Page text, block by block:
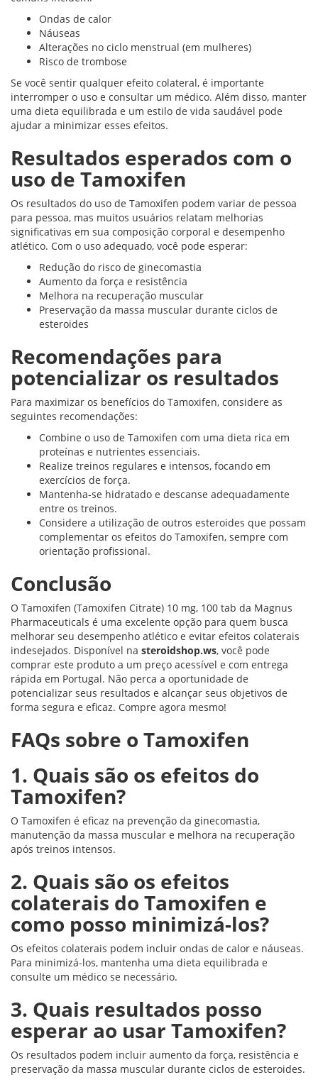
Ondas de calor
Náuseas
Alterações no ciclo menstrual (em mulheres)
Risco de trombose
Se você sentir qualquer efeito colateral, é importante
interromper o uso e consultar um médico. Além disso, manter
uma dieta equilibrada e um estilo de vida saudável pode
ajudar a minimizar esses efeitos.
Resultados esperados com o
uso de Tamoxifen
Os resultados do uso de Tamoxifen podem variar de pessoa
para pessoa, mas muitos usuários relatam melhorias
significativas em sua composição corporal e desempenho
atlético. Com o uso adequado, você pode esperar:
Redução do risco de ginecomastia
Aumento da força e resistência
Melhora na recuperação muscular
Preservação da massa muscular durante ciclos de
esteroides
Recomendações para
potencializar os resultados
Para maximizar os benefícios do Tamoxifen, considere as
seguintes recomendações:
Combine o uso de Tamoxifen com uma dieta rica em
proteínas e nutrientes essenciais.
Realize treinos regulares e intensos, focando em
exercícios de força.
Mantenha-se hidratado e descanse adequadamente
entre os treinos.
Considere a utilização de outros esteroides que possam
complementar os efeitos do Tamoxifen, sempre com
orientação profissional.
Conclusão
O Tamoxifen (Tamoxifen Citrate) 10 mg, 100 tab da Magnus
Pharmaceuticals é uma excelente opção para quem busca
melhorar seu desempenho atlético e evitar efeitos colaterais
indesejados. Disponível na steroidshop.ws, você pode
comprar este produto a um preço acessível e com entrega
rápida em Portugal. Não perca a oportunidade de
potencializar seus resultados e alcançar seus objetivos de
forma segura e eficaz. Compre agora mesmo!
FAQs sobre o Tamoxifen
1. Quais são os efeitos do
Tamoxifen?
O Tamoxifen é eficaz na prevenção da ginecomastia,
manutenção da massa muscular e melhora na recuperação
após treinos intensos.
2. Quais são os efeitos
colaterais do Tamoxifen e
como posso minimizá-los?
Os efeitos colaterais podem incluir ondas de calor e náuseas.
Para minimizá-los, mantenha uma dieta equilibrada e
consulte um médico se necessário.
3. Quais resultados posso
esperar ao usar Tamoxifen?
Os resultados podem incluir aumento da força, resistência e
preservação da massa muscular durante ciclos de esteroides.